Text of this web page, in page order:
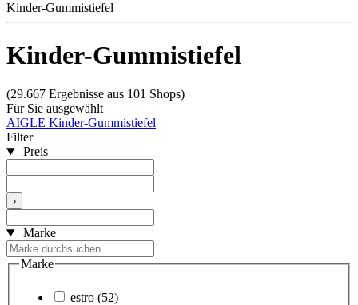
Kinder-Gummistiefel
Kinder-Gummistiefel
(29.667 Ergebnisse aus 101 Shops)
Für Sie ausgewählt
AIGLE Kinder-Gummistiefel
Filter
Preis
›
Marke
Marke
estro (52)